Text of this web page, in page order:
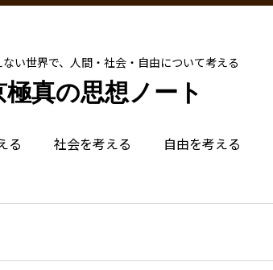
い世界で、人間・社会・自由について考える
極真の思想ノート
る 社会を考える 自由を考える